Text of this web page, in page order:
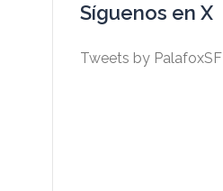
Síguenos en X
Tweets by PalafoxSF